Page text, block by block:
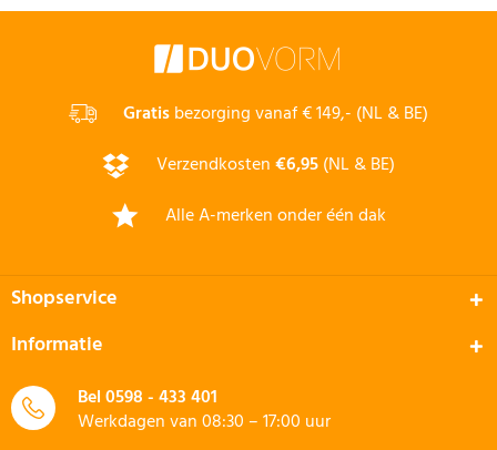
Gratisbezorging vanaf € 149,- (NL & BE)
Verzendkosten€6,95(NL & BE)
Alle A-merken onder één dak
Shopservice
Informatie
Bel0598 - 433 401
Werkdagen van 08:30 – 17:00 uur